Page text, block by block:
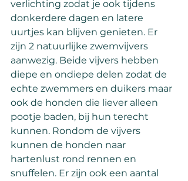
verlichting zodat je ook tijdens
donkerdere dagen en latere
uurtjes kan blijven genieten. Er
zijn 2 natuurlijke zwemvijvers
aanwezig. Beide vijvers hebben
diepe en ondiepe delen zodat de
echte zwemmers en duikers maar
ook de honden die liever alleen
pootje baden, bij hun terecht
kunnen. Rondom de vijvers
kunnen de honden naar
hartenlust rond rennen en
snuffelen. Er zijn ook een aantal